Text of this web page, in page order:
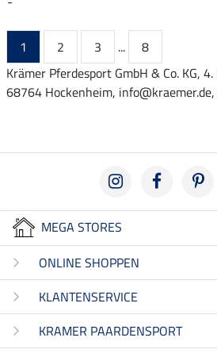
1 2 3 ...
8
Krämer Pferdesport GmbH & Co. KG,
68764 Hockenheim,
MEGA STORES
ONLINE SHOPPEN
KLANTENSERVICE
KRAMER PAARDENSPORT